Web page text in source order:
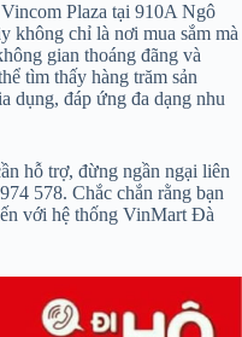
Plaza tại 910A Ngô
không chỉ là nơi mua sắm mà
gian thoáng đãng và
tìm thấy hàng trăm sản
dụng, đáp ứng đa dạng nhu
hỗ trợ, đừng ngần ngại liên
578. Chắc chắn rằng bạn
với hệ thống VinMart Đà